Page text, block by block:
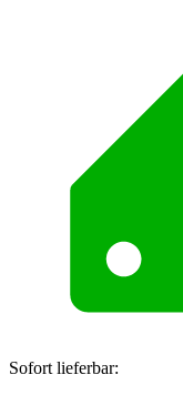
Sofort lieferbar: